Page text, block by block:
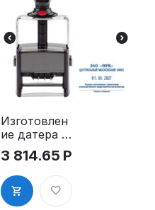
Изготовлен
ие датера с
полем для
текста
59х38 мм,
на
автоматиче
3 814.65 Р